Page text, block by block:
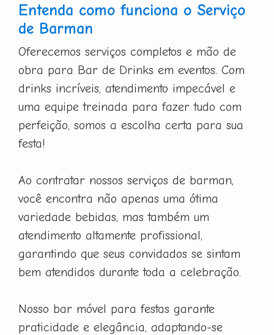
Entenda como funciona o Serviço
de Barman
Oferecemos serviços completos e mão de
obra para Bar de Drinks em eventos. Com
drinks incríveis, atendimento impecável e
uma equipe treinada para fazer tudo com
perfeição, somos a escolha certa para sua
festa!
Ao contratar nossos serviços de barman,
você encontra não apenas uma ótima
variedade bebidas, mas também um
atendimento altamente profissional,
garantindo que seus convidados se sintam
bem atendidos durante toda a celebração.
Nosso bar móvel para festas garante
praticidade e elegância, adaptando-se